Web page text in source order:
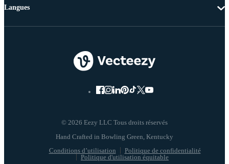
© 2026 Eezy LLC Tous droits réservés
Conditions d’utilisation
Politique de confidentialité
Politique d'utilisation équitable
Langues